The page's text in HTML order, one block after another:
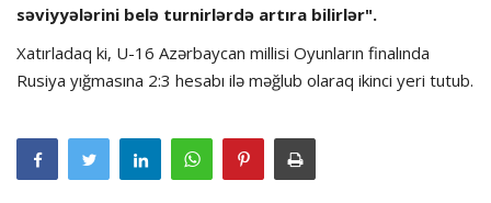
səviyyələrini belə turnirlərdə artıra bilirlər".
Xatırladaq ki, U-16 Azərbaycan millisi Oyunların finalında
Rusiya yığmasına 2:3 hesabı ilə məğlub olaraq ikinci yeri tutub.